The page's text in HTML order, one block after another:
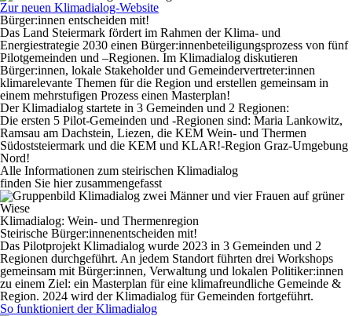
Zur neuen Klimadialog-Website
Bürger:innen entscheiden mit!
Das Land Steiermark fördert im Rahmen der Klima- und
Energiestrategie 2030 einen Bürger:innenbeteiligungsprozess von fünf
Pilotgemeinden und –Regionen. Im Klimadialog diskutieren
Bürger:innen, lokale Stakeholder und Gemeindervertreter:innen
klimarelevante Themen für die Region und erstellen gemeinsam in
einem mehrstufigen Prozess einen Masterplan!
Der Klimadialog startete in 3 Gemeinden und 2 Regionen:
Die ersten 5 Pilot-Gemeinden und -Regionen sind: Maria Lankowitz,
Ramsau am Dachstein, Liezen, die KEM Wein- und Thermen
Südoststeiermark und die KEM und KLAR!-Region Graz-Umgebung
Nord!
Alle Informationen zum steirischen Klimadialog
finden Sie hier zusammengefasst
Klimadialog: Wein- und Thermenregion
Steirische Bürger:innenentscheiden mit!
Das Pilotprojekt Klimadialog wurde 2023 in 3 Gemeinden und 2
Regionen durchgeführt. An jedem Standort führten drei Workshops
gemeinsam mit Bürger:innen, Verwaltung und lokalen Politiker:innen
zu einem Ziel: ein Masterplan für eine klimafreundliche Gemeinde &
Region. 2024 wird der Klimadialog für Gemeinden fortgeführt.
So funktioniert der Klimadialog